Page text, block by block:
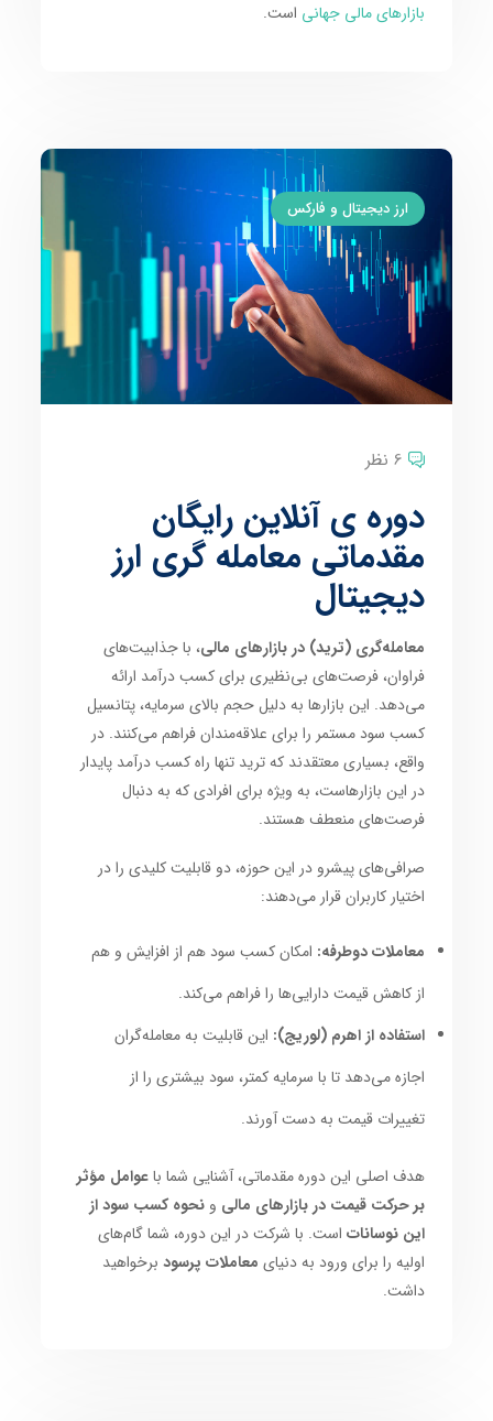
بازارهای مالی جهانی است.
ارز دیجیتال و فارکس
6 نظر
دوره ی آنلاین رایگان
مقدماتی معامله گری ارز
دیجیتال
معامله‌گری (ترید) در بازارهای مالی، با جذابیت‌های
فراوان، فرصت‌های بی‌نظیری برای کسب درآمد ارائه
می‌دهد. این بازارها به دلیل حجم بالای سرمایه، پتانسیل
کسب سود مستمر را برای علاقه‌مندان فراهم می‌کنند. در
واقع، بسیاری معتقدند که ترید تنها راه کسب درآمد پایدار
در این بازارهاست، به ویژه برای افرادی که به دنبال
فرصت‌های منعطف هستند.
صرافی‌های پیشرو در این حوزه، دو قابلیت کلیدی را در
اختیار کاربران قرار می‌دهند:
معاملات دوطرفه: امکان کسب سود هم از افزایش و هم
از کاهش قیمت دارایی‌ها را فراهم می‌کند.
استفاده از اهرم (لوریج): این قابلیت به معامله‌گران
اجازه می‌دهد تا با سرمایه کمتر، سود بیشتری را از
تغییرات قیمت به دست آورند.
هدف اصلی این دوره مقدماتی، آشنایی شما باعوامل مؤثر
بر حرکت قیمت در بازارهای مالی ونحوه کسب سود از
این نوسانات است. با شرکت در این دوره، شما گام‌های
اولیه را برای ورود به دنیای معاملات پرسود برخواهید
داشت.